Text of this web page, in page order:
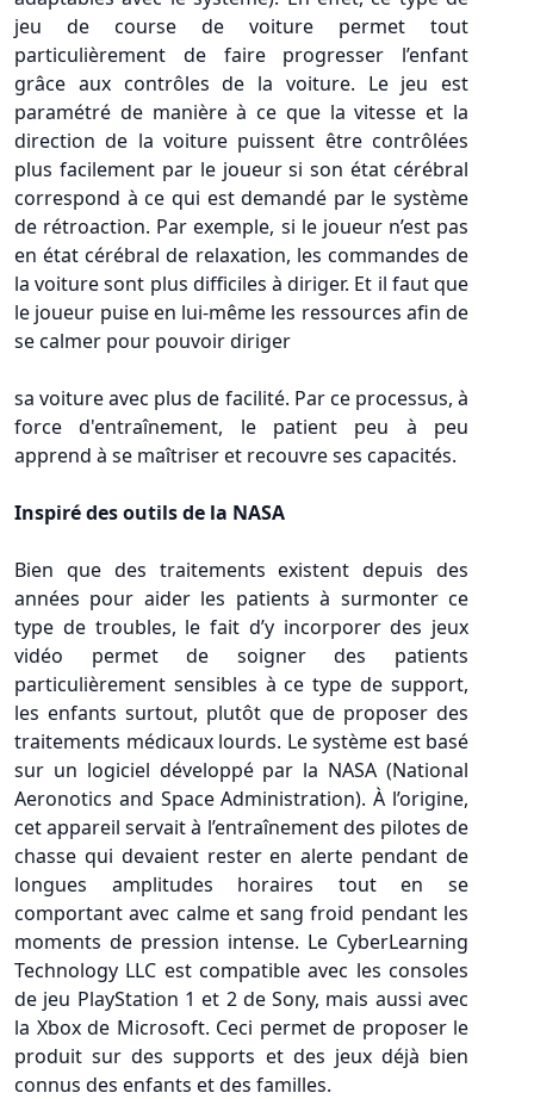
jeu de course de voiture permet tout
particulièrement de faire progresser l’enfant
grâce aux contrôles de la voiture. Le jeu est
paramétré de manière à ce que la vitesse et la
direction de la voiture puissent être contrôlées
plus facilement par le joueur si son état cérébral
correspond à ce qui est demandé par le système
de rétroaction. Par exemple, si le joueur n’est pas
en état cérébral de relaxation, les commandes de
la voiture sont plus difficiles à diriger. Et il faut que
le joueur puise en lui-même les ressources afin de
se calmer pour pouvoir diriger
sa voiture avec plus de facilité. Par ce processus, à
force d'entraînement, le patient peu à peu
apprend à se maîtriser et recouvre ses capacités.
Inspiré des outils de la NASA
Bien que des traitements existent depuis des
années pour aider les patients à surmonter ce
type de troubles, le fait d’y incorporer des jeux
vidéo permet de soigner des patients
particulièrement sensibles à ce type de support,
les enfants surtout, plutôt que de proposer des
traitements médicaux lourds. Le système est basé
sur un logiciel développé par la NASA (National
Aeronotics and Space Administration). À l’origine,
cet appareil servait à l’entraînement des pilotes de
chasse qui devaient rester en alerte pendant de
longues amplitudes horaires tout en se
comportant avec calme et sang froid pendant les
moments de pression intense. Le CyberLearning
Technology LLC est compatible avec les consoles
de jeu PlayStation 1 et 2 de Sony, mais aussi avec
la Xbox de Microsoft. Ceci permet de proposer le
produit sur des supports et des jeux déjà bien
connus des enfants et des familles.